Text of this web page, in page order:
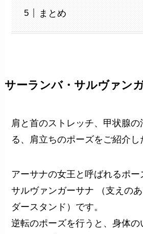
まとめ
サーランバ・サルヴァン
肩と首のストレッチ、甲状腺
る、肩立ちのポーズをご紹介し
アーサナの女王と呼ばれるポー
サルヴァンガーサナ （支えの
ダースタンド）です。
逆転のポーズを行うと、身体